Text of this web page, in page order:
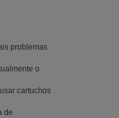
problemas
o
cartuchos
de